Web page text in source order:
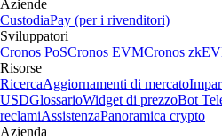
Aziende
CustodiaPay (per i rivenditori)
Sviluppatori
Cronos PoSCronos EVMCronos
Risorse
RicercaAggiornamenti di mercato
USDGlossarioWidget di prezzoBot
reclamiAssistenzaPanoramica crypto
Azienda